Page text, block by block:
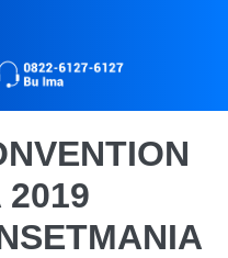
2019